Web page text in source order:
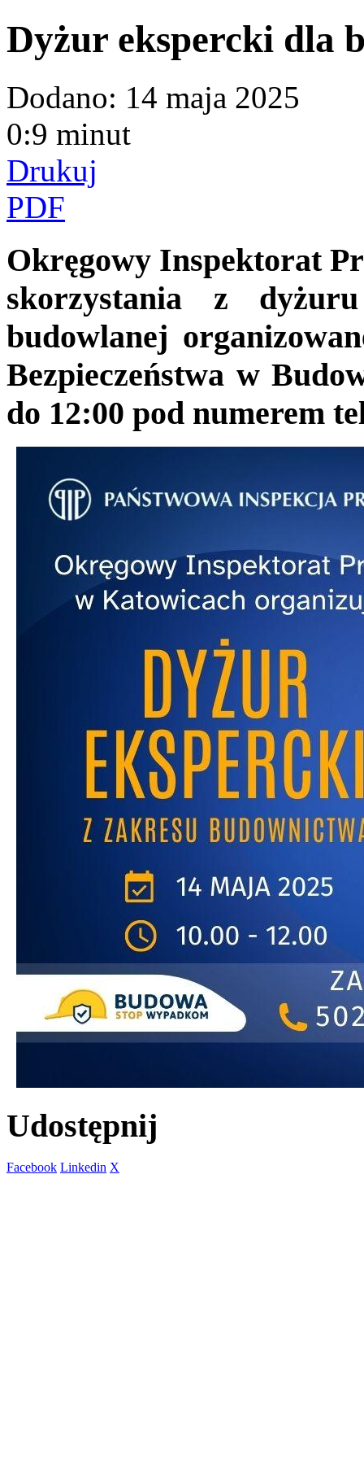
Dyżur ekspercki dla
Dodano: 14 maja 2025
0:9 minut
Drukuj
PDF
Okręgowy Inspektorat
skorzystania z
budowlanej
Bezpieczeństwa w
do 12:00 pod numerem
Udostępnij
Facebook Linkedin X